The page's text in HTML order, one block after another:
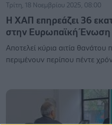
Τρίτη, 18 Νοεμβρίου 2025, 08:00
Η ΧΑΠ επηρεάζει 36
στην Ευρωπαϊκή Ένωση
Αποτελεί κύρια αιτία θανάτου
περιμένουν περίπου πέντε